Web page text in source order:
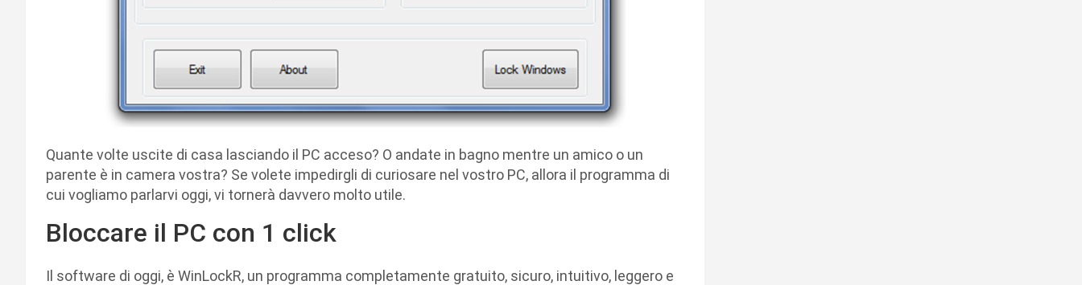
Quante volte uscite di casa lasciando il PC acceso? O andate in bagno mentre un amico o un
parente è in camera vostra? Se volete impedirgli di curiosare nel vostro PC, allora il programma di
cui vogliamo parlarvi oggi, vi tornerà davvero molto utile.
Bloccare il PC con 1 click
Il software di oggi, è WinLockR, un programma completamente gratuito, sicuro, intuitivo, leggero e